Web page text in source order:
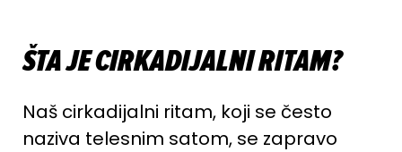
ŠTA JE CIRKADIJALNI RITAM?
Naš cirkadijalni ritam, koji se često
naziva telesnim satom, se zapravo